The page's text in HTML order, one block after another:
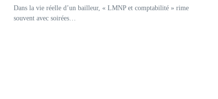
Dans la vie réelle d’un bailleur, « LMNP et comptabilité » rime
souvent avec soirées…